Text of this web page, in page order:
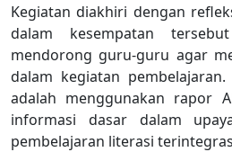
Kegiatan diakhiri dengan
dalam kesempatan
mendorong guru-guru agar
dalam kegiatan
adalah menggunakan rapor
informasi dasar dalam
pembelajaran literasi